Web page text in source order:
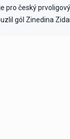
pro český
gól Zinedina